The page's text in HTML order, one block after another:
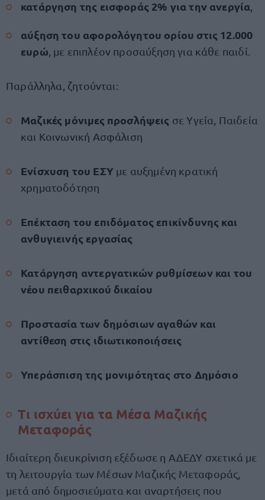
κατάργηση της εισφοράς 2% για την ανεργία
αύξηση του αφορολόγητου ορίου στις 12.000
ευρώ , με επιπλέον προσαύξηση για κάθε παιδί.
Παράλληλα, ζητούνται:
Μαζικές μόνιμες προσλήψεις σε Υγεία, Παιδεία
και Κοινωνική Ασφάλιση
Ενίσχυση του ΕΣΥμε αυξημένη κρατική
χρηματοδότηση
Επέκταση του επιδόματος επικίνδυνης και
ανθυγιεινής εργασίας
Κατάργηση αντεργατικών ρυθμίσεων και του
νέου πειθαρχικού δικαίου
Προστασία των δημόσιων αγαθών και
αντίθεση στις ιδιωτικοποιήσεις
Υπεράσπιση της μονιμότητας στο Δημόσιο
Τι ισχύει για τα Μέσα Μαζικής
Μεταφοράς
Ιδιαίτερη διευκρίνιση εξέδωσε η ΑΔΕΔΥ σχετικά με
τη λειτουργία των Μέσων Μαζικής Μεταφοράς,
μετά από δημοσιεύματα και αναρτήσεις που